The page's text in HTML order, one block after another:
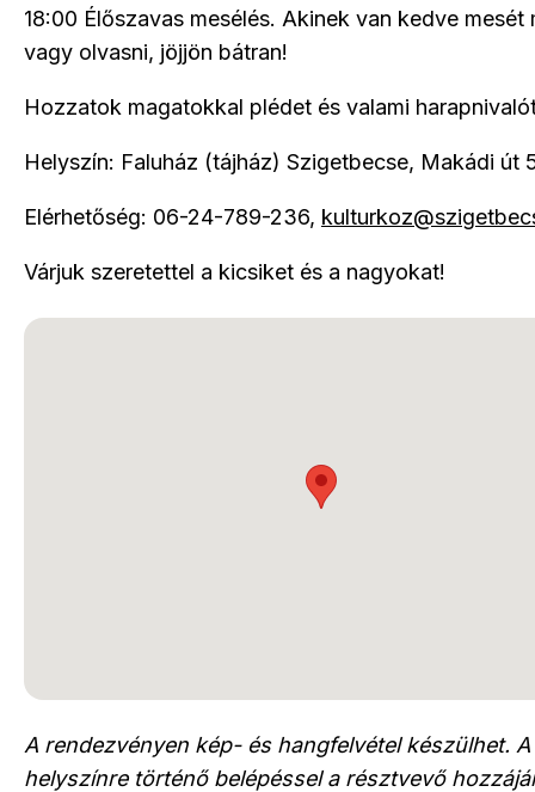
18:00 Élőszavas mesélés. Akinek van kedve mesét
vagy olvasni, jöjjön bátran!
Hozzatok magatokkal plédet és valami
Helyszín: Faluház (tájház) Szigetbecse, Makádi út
Elérhetőség: 06-24-789-236,
Várjuk szeretettel a kicsiket és a nagyokat!
A rendezvényen kép- és hangfelvétel készülhet. A
helyszínre történő belépéssel a résztvevő